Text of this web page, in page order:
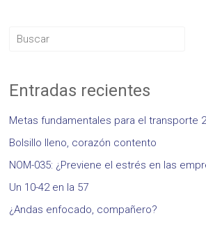
Entradas recientes
Metas fundamentales para el transporte
Bolsillo lleno, corazón contento
NOM-035: ¿Previene el estrés en las
Un 10-42 en la 57
¿Andas enfocado, compañero?